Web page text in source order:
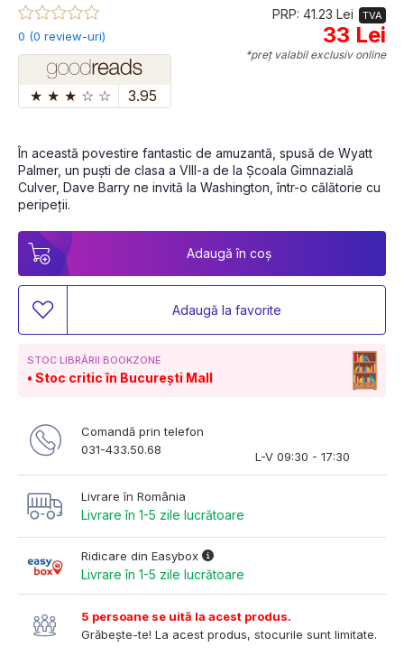
0 (0 review-uri)
★ ★ ★ ☆ ☆ 3.95
PRP: 41.23 Lei TVA
33 Lei
*preț valabil exclusiv online
În această povestire fantastic de amuzantă, spusă de Wyatt
Palmer, un puști de clasa a VIII-a de la Școala Gimnazială
Culver, Dave Barry ne invită la Washington, într-o călătorie cu
peripeții.
Adaugă în coș
Adaugă la favorite
STOC LIBRĂRII BOOKZONE
Stoc critic în București Mall
Comandă prin telefon
031-433.50.68
L-V 09:30 - 17:30
Livrare în România
Livrare în 1-5 zile lucrătoare
Ridicare din Easybox
Livrare în 1-5 zile lucrătoare
5 persoane se uită la acest produs.
Grăbește-te! La acest produs, stocurile sunt limitate.